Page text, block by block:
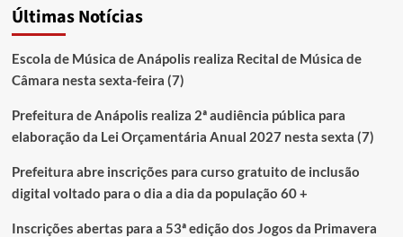
Últimas Notícias
Escola de Música de Anápolis realiza Recital de Música de
Câmara nesta sexta-feira (7)
Prefeitura de Anápolis realiza 2ª audiência pública para
elaboração da Lei Orçamentária Anual 2027 nesta sexta (7)
Prefeitura abre inscrições para curso gratuito de inclusão
digital voltado para o dia a dia da população 60 +
Inscrições abertas para a 53ª edição dos Jogos da Primavera